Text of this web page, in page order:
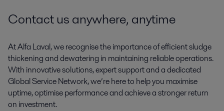
Contact us anywhere, anytime
At Alfa Laval, we recognise the importance of efficient sludge
thickening and dewatering in maintaining reliable operations.
With innovative solutions, expert support and a dedicated
Global Service Network, we’re here to help you maximise
uptime, optimise performance and achieve a stronger return
on investment.